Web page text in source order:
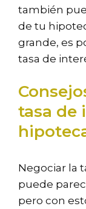
también
de tu
grande, es
tasa de
tasa de
Negociar la
puede
pero con